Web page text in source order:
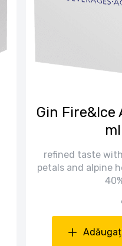
Gin Fire&Ice
refined taste
petals and alpine